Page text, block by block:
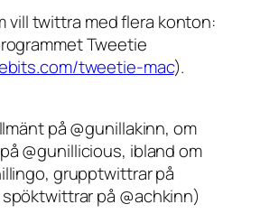
vill twittra med flera konton:
Tweetie
tweetie-mac).
på @gunillakinn, om
@gunillicious, ibland om
grupptwittrar på
på @achkinn)